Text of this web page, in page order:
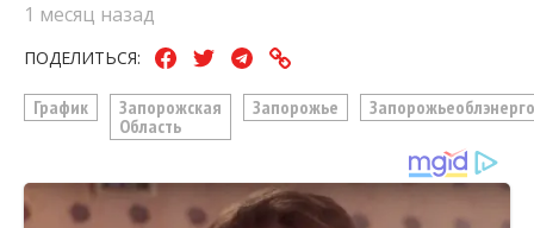
1 месяц назад
ПОДЕЛИТЬСЯ:
График
Запорожская
Область
Запорожье